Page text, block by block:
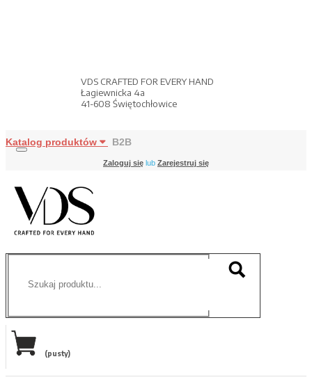
VDS CRAFTED FOR EVERY HAND
Łagiewnicka 4a
41-608 Świętochłowice
Katalog produktów B2B
Zaloguj się lub Zarejestruj się
(pusty)